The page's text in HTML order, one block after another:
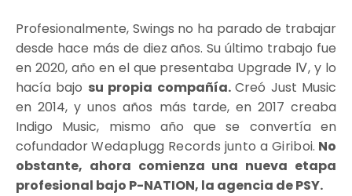
Profesionalmente, Swings no ha parado de trabajar
desde hace más de diez años. Su último trabajo fue
en 2020, año en el que presentaba Upgrade Ⅳ, y lo
hacía bajo su propia compañía.Creó Just Music
en 2014, y unos años más tarde, en 2017 creaba
Indigo Music, mismo año que se convertía en
cofundadorWedaplugg Records junto a Giriboi. No
obstante, ahora comienza una nueva etapa
profesional bajo P-NATION, la agencia de PSY.